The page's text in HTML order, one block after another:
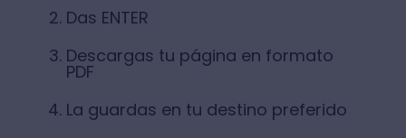
Das ENTER
Descargas tu página en formato
PDF
La guardas en tu destino preferido